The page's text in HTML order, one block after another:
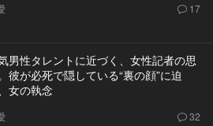
17
男性タレントに近づく、女性記者の思
彼が必死で隠している“裏の顔”に迫
女の執念
32